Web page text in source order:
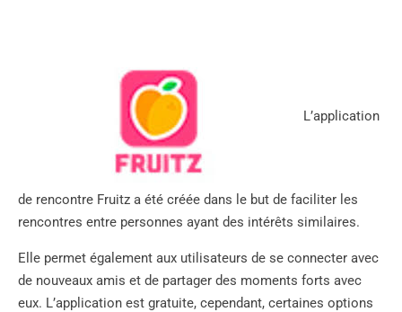
L’application
de rencontre Fruitz a été créée dans le but de faciliter les
rencontres entre personnes ayant des intérêts similaires.
Elle permet également aux utilisateurs de se connecter avec
de nouveaux amis et de partager des moments forts avec
eux. L’application est gratuite, cependant, certaines options